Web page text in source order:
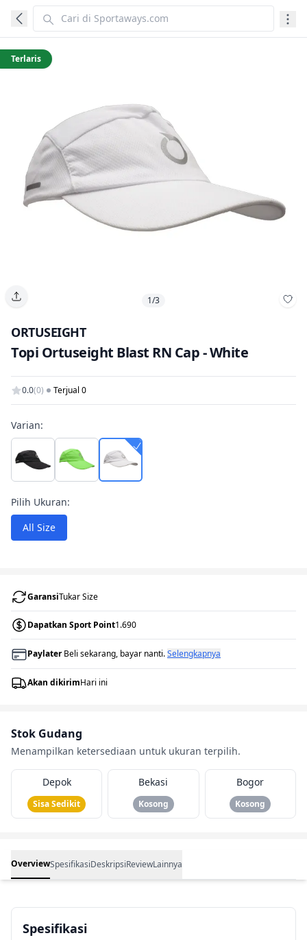
Terlaris
1/3
ORTUSEIGHT
Topi Ortuseight Blast RN Cap - White
0.0(0) Terjual 0
Varian:
Pilih Ukuran:
All Size
GaransiTukar Size
Dapatkan Sport Point1.690
PaylaterBeli sekarang, bayar nanti.Selengkapnya
Akan dikirimHari ini
Stok Gudang
Menampilkan ketersediaan untuk ukuran terpilih.
Depok
Sisa Sedikit
Bekasi
Kosong
Bogor
Kosong
OverviewSpesifikasiDeskripsiReviewLainnya
Spesifikasi